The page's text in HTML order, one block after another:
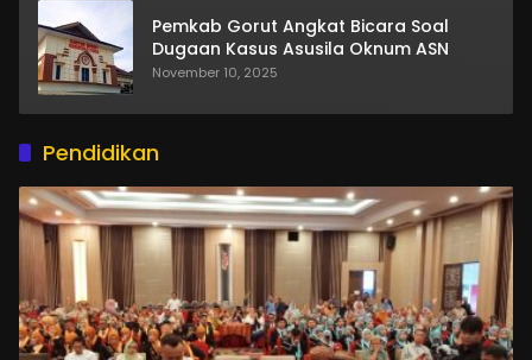
Pemkab Gorut Angkat Bicara Soal
Dugaan Kasus Asusila Oknum ASN
November 10, 2025
Pendidikan